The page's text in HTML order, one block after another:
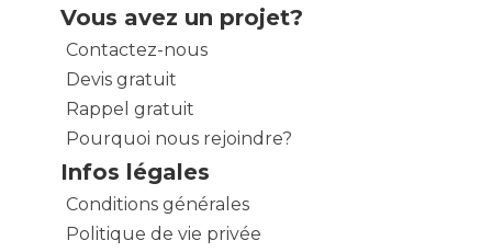
Vous avez un projet?
Contactez-nous
Devis gratuit
Rappel gratuit
Pourquoi nous rejoindre?
Infos légales
Conditions générales
Politique de vie privée